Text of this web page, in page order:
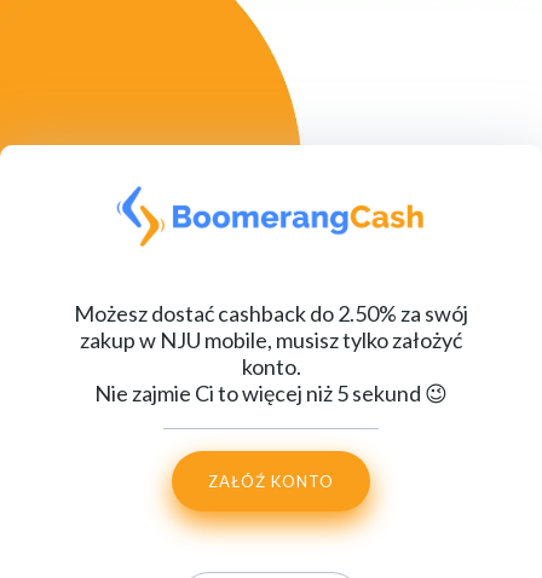
Możesz dostać cashback do 2.50% za swój
zakup w NJU mobile, musisz tylko założyć
konto.
Nie zajmie Ci to więcej niż 5 sekund 😉
ZAŁÓŹ KONTO